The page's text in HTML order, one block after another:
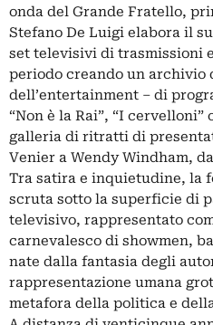
onda del Grande Fratello,
Stefano De Luigi elabora il
set televisivi di trasmissioni
periodo creando un archivio
dell’entertainment – di
“Non è la Rai”, “I cervelloni”
galleria di ritratti di
Venier a Wendy Windham,
Tra satira e inquietudine, la
scruta sotto la superficie di
televisivo, rappresentato
carnevalesco di showmen,
nate dalla fantasia degli
rappresentazione umana
metafora della politica e